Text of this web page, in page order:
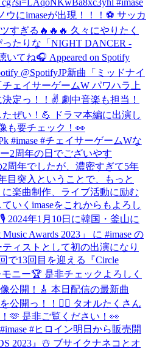
ウにimaseが出現！！！⚽️ サッカ
すぎる🔥🔥🔥 久々にやりたく
たりな「NIGHT DANCER -
いてね🎧 Appeared on Spotify
@SpotifyJP新曲「ミッドナイ
ェイサーゲームW パワハラ上
定っ！！✌️ 劇中音楽も担当！
ぜい！💪 ドラマ本編に出演し
も要チェック！👀
#imase #チェイサーゲームWな
2周年の日でございやす
周年でしたが、濃密すぎて5年
目突入ということで、もっと
楽曲制作、ライブ活動に励む
いくimaseをこれからもよろし
2024年1月10日に韓国・釜山に
Awards 2023」 に #imase の
ィストとして初の出演になり
で13回目を迎える『Circle
ニー🏆 是非チェックよろしく
公開！🎸 本日配信の最新曲
公開っ！！🦸‍♀️ タオルたくさん
🫶 是非ご覧ください！👀
#ヒロイン明日から販売開
2023』☃️ ブサイクナネコとオ